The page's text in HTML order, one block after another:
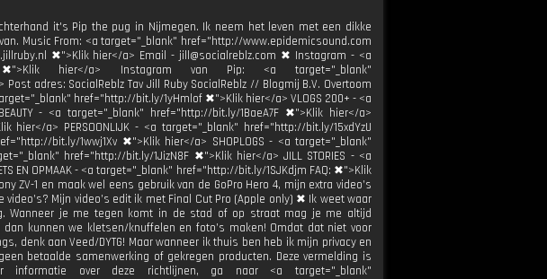
it's Pip the pug in Nijmegen. Ik neem het leven met een dikke
Music From: <a target="_blank" href="http://www.epidemicsound.com
✖">Klik hier</a> Email - jill@socialreblz.com ✖ Instagram - <a
✖">Klik hier</a> Instagram van Pip: <a target="_blank"
adres: SocialReblz Tav Jill Ruby SocialReblz // Blogmij B.V. Overtoom
href="http://bit.ly/1yHmlof ✖">Klik hier</a> VLOGS 200+ - <a
- <a target="_blank" href="http://bit.ly/1BaeA7F ✖">Klik hier</a>
hier</a> PERSOONLIJK - <a target="_blank" href="http://bit.ly/15xdYzU
bit.ly/1wwj1Xv ✖">Klik hier</a> SHOPLOGS - <a target="_blank"
href="http://bit.ly/1JizN8F ✖">Klik hier</a> JILL STORIES - <a
EN OPMAAK - <a target="_blank" href="http://bit.ly/1SJKdjm FAQ: ✖">Klik
ZV-1 en maak wel eens gebruik van de GoPro Hero 4, mijn extra video’s
Mijn video’s edit ik met Final Cut Pro (Apple only) ✖ Ik weet waar
Wanneer je me tegen komt in de stad of op straat mag je me altijd
kunnen we kletsen/knuffelen en foto’s maken! Omdat dat niet voor
denk aan Veed/DYTG! Maar wanneer ik thuis ben heb ik mijn privacy en
betaalde samenwerking of gekregen producten. Deze vermelding is
informatie over deze richtlijnen, ga naar <a target="_blank"